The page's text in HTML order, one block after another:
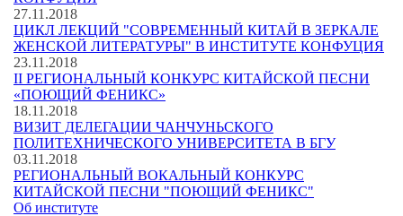
27.11.2018
ЦИКЛ ЛЕКЦИЙ "СОВРЕМЕННЫЙ КИТАЙ В ЗЕРКАЛЕ
ЖЕНСКОЙ ЛИТЕРАТУРЫ" В ИНСТИТУТЕ КОНФУЦИЯ
23.11.2018
II РЕГИОНАЛЬНЫЙ КОНКУРС КИТАЙСКОЙ ПЕСНИ
«ПОЮЩИЙ ФЕНИКС»
18.11.2018
ВИЗИТ ДЕЛЕГАЦИИ ЧАНЧУНЬСКОГО
ПОЛИТЕХНИЧЕСКОГО УНИВЕРСИТЕТА В БГУ
03.11.2018
РЕГИОНАЛЬНЫЙ ВОКАЛЬНЫЙ КОНКУРС
КИТАЙСКОЙ ПЕСНИ "ПОЮЩИЙ ФЕНИКС"
Об институте